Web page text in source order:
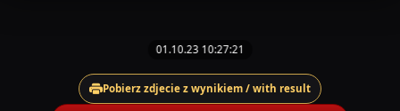
01.10.23 10:27:21
Pobierz zdjecie z wynikiem / with result